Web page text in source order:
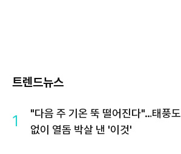
트렌드뉴스
1
"다음 주 기온 뚝 떨어진다"…태풍도
없이 열돔 박살 낸 '이것'